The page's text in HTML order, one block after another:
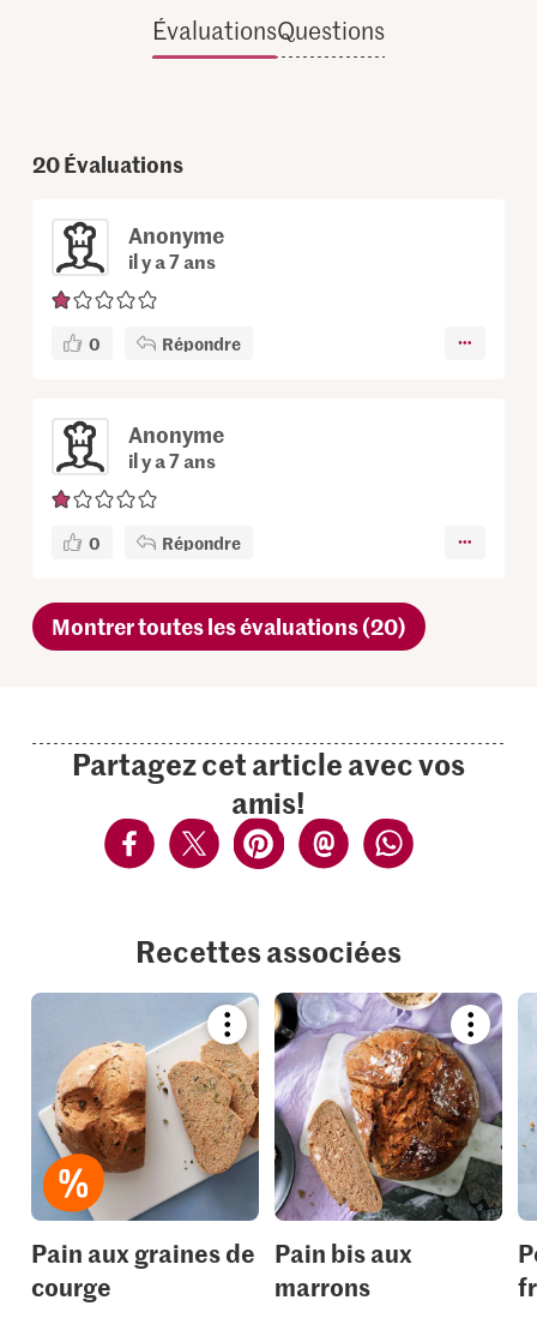
ÉvaluationsQuestions
20Évaluations
Anonyme
il y a 7 ans
0 Répondre
Anonyme
il y a 7 ans
0 Répondre
Montrer toutes les évaluations (20)
Partagez cet article avec vos
amis!
Recettes associées
Bookmark
recipe
or
add
it
to
your
collections.
Pain aux graines de
courge
recipe
or
add
it
to
your
Pain bis aux
marrons